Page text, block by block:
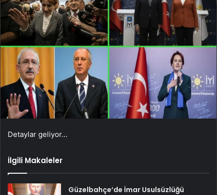
Detaylar geliyor…
İlgili Makaleler
Güzelbahçe’de İmar Usulsüzlüğü